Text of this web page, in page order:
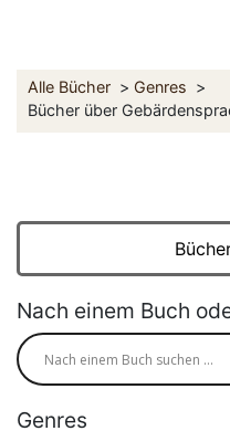
Alle Bücher
Genres
Bücher über
Nach einem Buch
Genres